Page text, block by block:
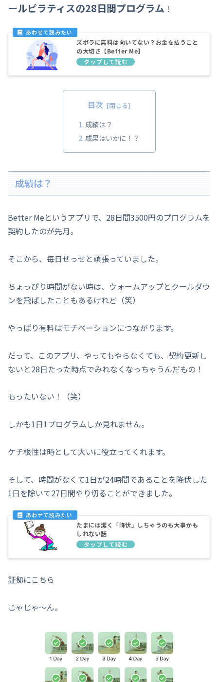
ールピラティスの28日間プログラム ！
ズボラに無料は向いてない？お金を払うこと
の大切さ【Better Me】
目次
成績は？
成果はいかに！？
成績は？
Better Meというアプリで、28日間3500円のプログラムを
契約したのが先月。
そこから、毎日せっせと頑張っていました。
ちょっぴり時間がない時は、ウォームアップとクールダウ
ンを飛ばしたこともあるけれど（笑）
やっぱり有料はモチベーションにつながります。
だって、このアプリ、やってもやらなくても、契約更新し
ないと28日たった時点でみれなくなっちゃうんだもの！
もったいない！（笑）
しかも1日1プログラムしか見れません。
ケチ根性は時として大いに役立ってくれます。
そして、時間がなくて1日が24時間であることを降伏した
1日を除いて27日間やり切ることができました。
たまには潔く「降伏」しちゃうのも大事かも
しれない話
証拠にこちら
じゃじゃ〜ん。